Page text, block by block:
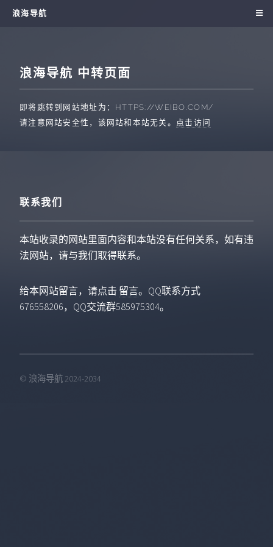
浪海导航
浪海导航 中转页面
即将跳转到网站地址为： HTTPS://WEIBO.COM/
请注意网站安全性，该网站和本站无关。 点击访问
联系我们
本站收录的网站里面内容和本站没有任何关系，如有违
法网站，请与我们取得联系。
给本网站留言，请点击 留言。QQ联系方式
676558206，QQ交流群585975304。
© 浪海导航 2024-2034